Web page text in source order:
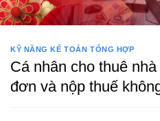
KỸ NĂNG KẾ TOÁN TỔNG HỢP
Cá nhân cho thuê
đơn và nộp thuế